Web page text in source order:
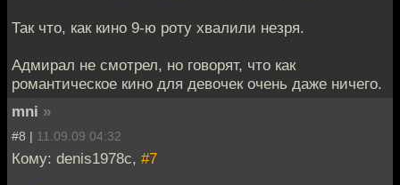
Так что, как кино 9-ю роту хвалили незря.
Адмирал не смотрел, но говорят, что как
романтическое кино для девочек очень даже ничего.
mni »
#8 | 11.09.09 04:32
Кому: denis1978c, #7